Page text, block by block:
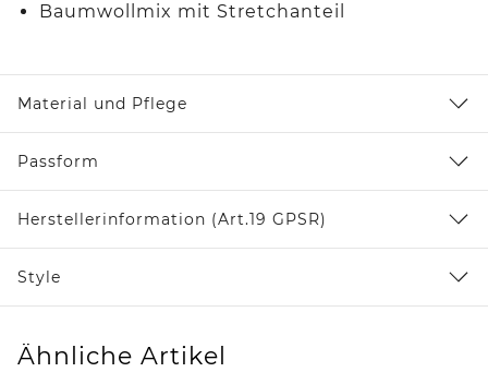
Baumwollmix mit Stretchanteil
Material und Pflege
Passform
Herstellerinformation (Art.19 GPSR)
Style
Ähnliche Artikel